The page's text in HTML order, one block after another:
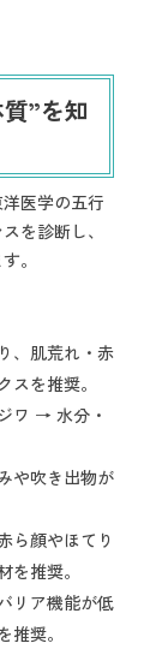
”を知
医学の五行
を診断し、
。
、肌荒れ・赤
を推奨。
ワ → 水分・
や吹き出物が
ら顔やほてり
推奨。
リア機能が低
奨。